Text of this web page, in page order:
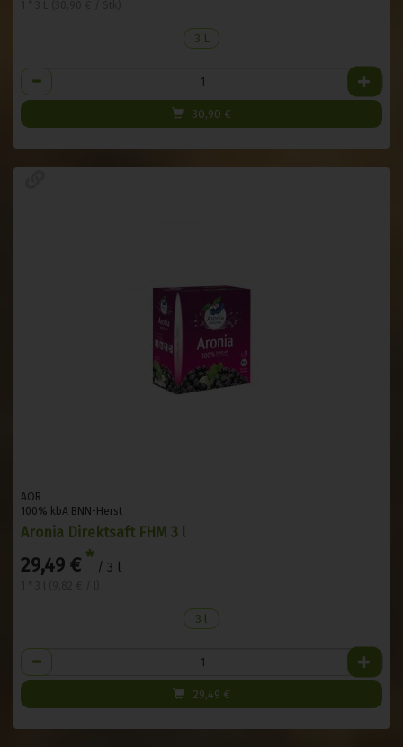
3 L
Anzahl
30,90 €
AOR
100% kbA BNN-Herst
Aronia Direktsaft FHM 3 l
29,49 € * / 3 l
3 l
Anzahl
29,49 €